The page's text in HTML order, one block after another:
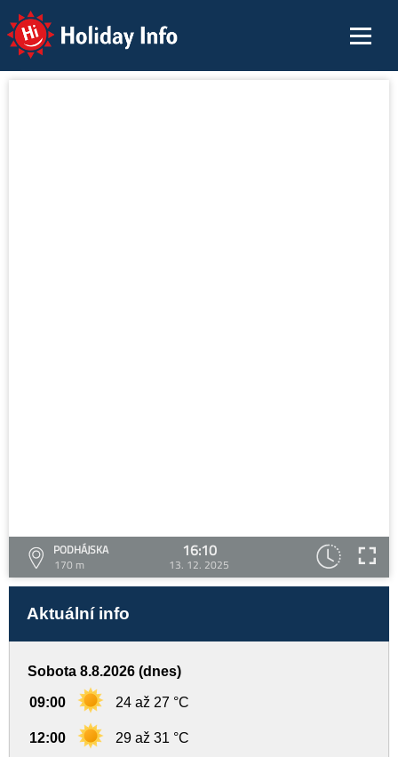
Holiday Info
PODHÁJSKA
170 m
16:10
13. 12. 2025
Aktuální info
Sobota 8.8.2026 (dnes)
09:00 24 až 27 °C
12:00 29 až 31 °C